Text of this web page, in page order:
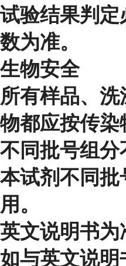
试验结果判
数为准。
生物安全
所有样品、
物都应按传染
不同批号组分
本试剂不同
用。
英文说明书为
如与英文说